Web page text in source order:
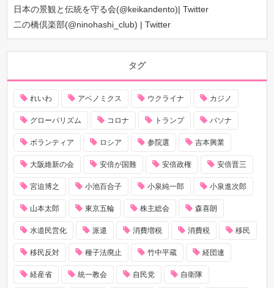
日本の景観と伝統を守る会(@keikandento)| Twitter
二の橋倶楽部(@ninohashi_club) | Twitter
タグ
れいわ アベノミクス ウクライナ カジノ
グローバリズム コロナ トランプ パソナ
ボランティア ロシア 参院選 吉本興業
大阪維新の会 安倍が国難 安倍政権 安倍晋三
宮迫博之 小池百合子 小泉純一郎 小泉進次郎
山本太郎 東京五輪 株主総会 森喜朗
水道民営化 派遣 消費増税 消費税 移民
移民反対 種子法廃止 竹中平蔵 経団連
経産省 統一教会 自民党 自衛隊